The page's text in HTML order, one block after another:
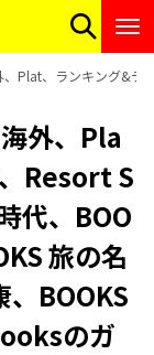
Plat、ランキング&テ
外、Pla
Resort S
代、BOO
旅の名
、BOOKS
のガ